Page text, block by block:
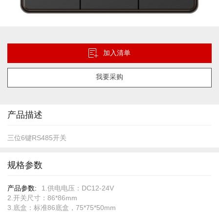
加入清单
我要采购
像
的
头
产品描述
三位6键RS485开关
规格参数
规
格
参
1.供电电压：DC12-24V
2.开关尺寸：86*86mm
3.底盒：标准86底盒，75*75*50mm